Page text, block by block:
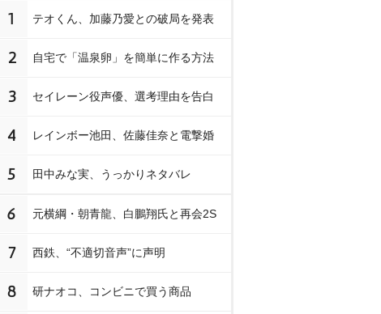
1 テオくん、加藤乃愛との破局を発表
2 自宅で「温泉卵」を簡単に作る方法
3 セイレーン役声優、選考理由を告白
4 レインボー池田、佐藤佳奈と電撃婚
5 田中みな実、うっかりネタバレ
6 元横綱・朝青龍、白鵬翔氏と再会2S
7 西鉄、“不適切音声”に声明
8 研ナオコ、コンビニで買う商品